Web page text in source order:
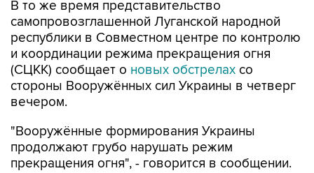
республики в Совместном центре по контролю
и координации режима прекращения огня
(СЦКК) сообщает оновых обстрелахсо
стороны Вооружённых сил Украины в четверг
вечером.
"Вооружённые формирования Украины
прекращения огня", - говорится в сообщении.
По данным ведомства, в четверг вечером